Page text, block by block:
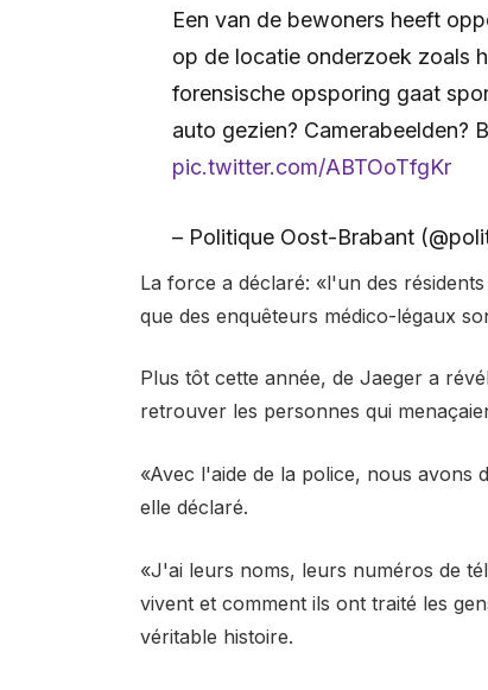
Een van de bewoners heeft
op de locatie onderzoek zoals
forensische opsporing gaat
auto gezien? Camerabeelden?
pic.twitter.com/ABTOoTfgKr
– Politique Oost-Brabant
La force a déclaré: «l'un des
que des enquêteurs médico-légaux
Plus tôt cette année, de Jaeger a
retrouver les personnes qui
«Avec l'aide de la police, nous avons
elle déclaré.
«J'ai leurs noms, leurs numéros de
vivent et comment ils ont traité les
véritable histoire.